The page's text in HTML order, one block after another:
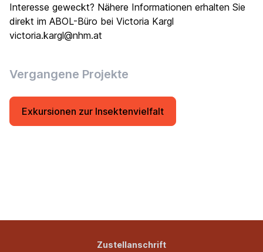
Interesse geweckt? Nähere Informationen erhalten Sie
direkt im ABOL-Büro bei Victoria Kargl
victoria.kargl@nhm.at
Vergangene Projekte
Exkursionen zur Insektenvielfalt
Zustellanschrift